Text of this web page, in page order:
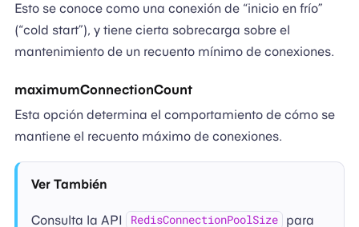
Esto se conoce como una conexión de “inicio en frío”
(“cold start”), y tiene cierta sobrecarga sobre el
mantenimiento de un recuento mínimo de conexiones.
maximumConnectionCount
Esta opción determina el comportamiento de cómo se
mantiene el recuento máximo de conexiones.
Ver También
Consulta la API RedisConnectionPoolSize
para